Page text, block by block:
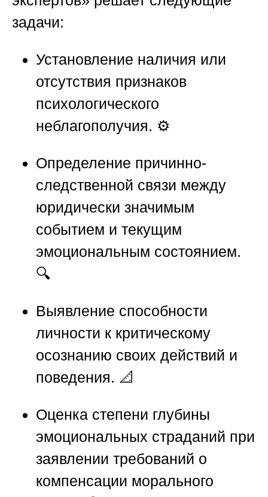
задачи:
Установление наличия или
отсутствия признаков
психологического
неблагополучия. ⚙️
Определение причинно-
следственной связи между
юридически значимым
событием и текущим
эмоциональным состоянием.
🔍
Выявление способности
личности к критическому
осознанию своих действий и
поведения. 📐
Оценка степени глубины
эмоциональных страданий при
заявлении требований о
компенсации морального